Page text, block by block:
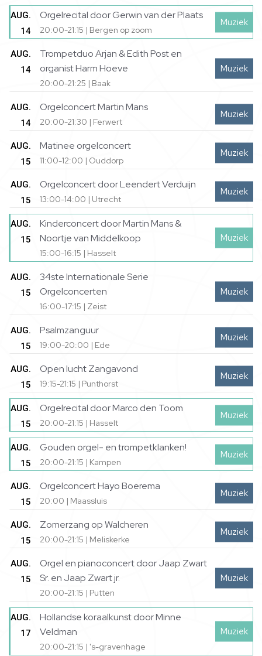
Muziek
AUG.
14
Orgelrecital door Gerwin van der Plaats
20:00-21:15 | Bergen op zoom
Muziek
AUG.
14
Trompetduo Arjan & Edith Post en
organist Harm Hoeve
20:00-21:25 | Baak
Muziek
AUG.
14
Orgelconcert Martin Mans
20:00-21:30 | Ferwert
Muziek
AUG.
15
Matinee orgelconcert
11:00-12:00 | Ouddorp
Muziek
AUG.
15
Orgelconcert door Leendert Verduijn
13:00-14:00 | Utrecht
Muziek
AUG.
15
Kinderconcert door Martin Mans &
Noortje van Middelkoop
15:00-16:15 | Hasselt
Muziek
AUG.
15
34ste Internationale Serie
Orgelconcerten
16:00-17:15 | Zeist
Muziek
AUG.
15
Psalmzanguur
19:00-20:00 | Ede
Muziek
AUG.
15
Open lucht Zangavond
19:15-21:15 | Punthorst
Muziek
AUG.
15
Orgelrecital door Marco den Toom
20:00-21:15 | Hasselt
Muziek
AUG.
15
Gouden orgel- en trompetklanken!
20:00-21:15 | Kampen
Muziek
AUG.
15
Orgelconcert Hayo Boerema
20:00 | Maassluis
Muziek
AUG.
15
Zomerzang op Walcheren
20:00-21:15 | Meliskerke
Muziek
AUG.
15
Orgel en pianoconcert door Jaap Zwart
Sr. en Jaap Zwart jr.
20:00-21:15 | Putten
Muziek
AUG.
17
Hollandse koraalkunst door Minne
Veldman
20:00-21:15 | 's-gravenhage